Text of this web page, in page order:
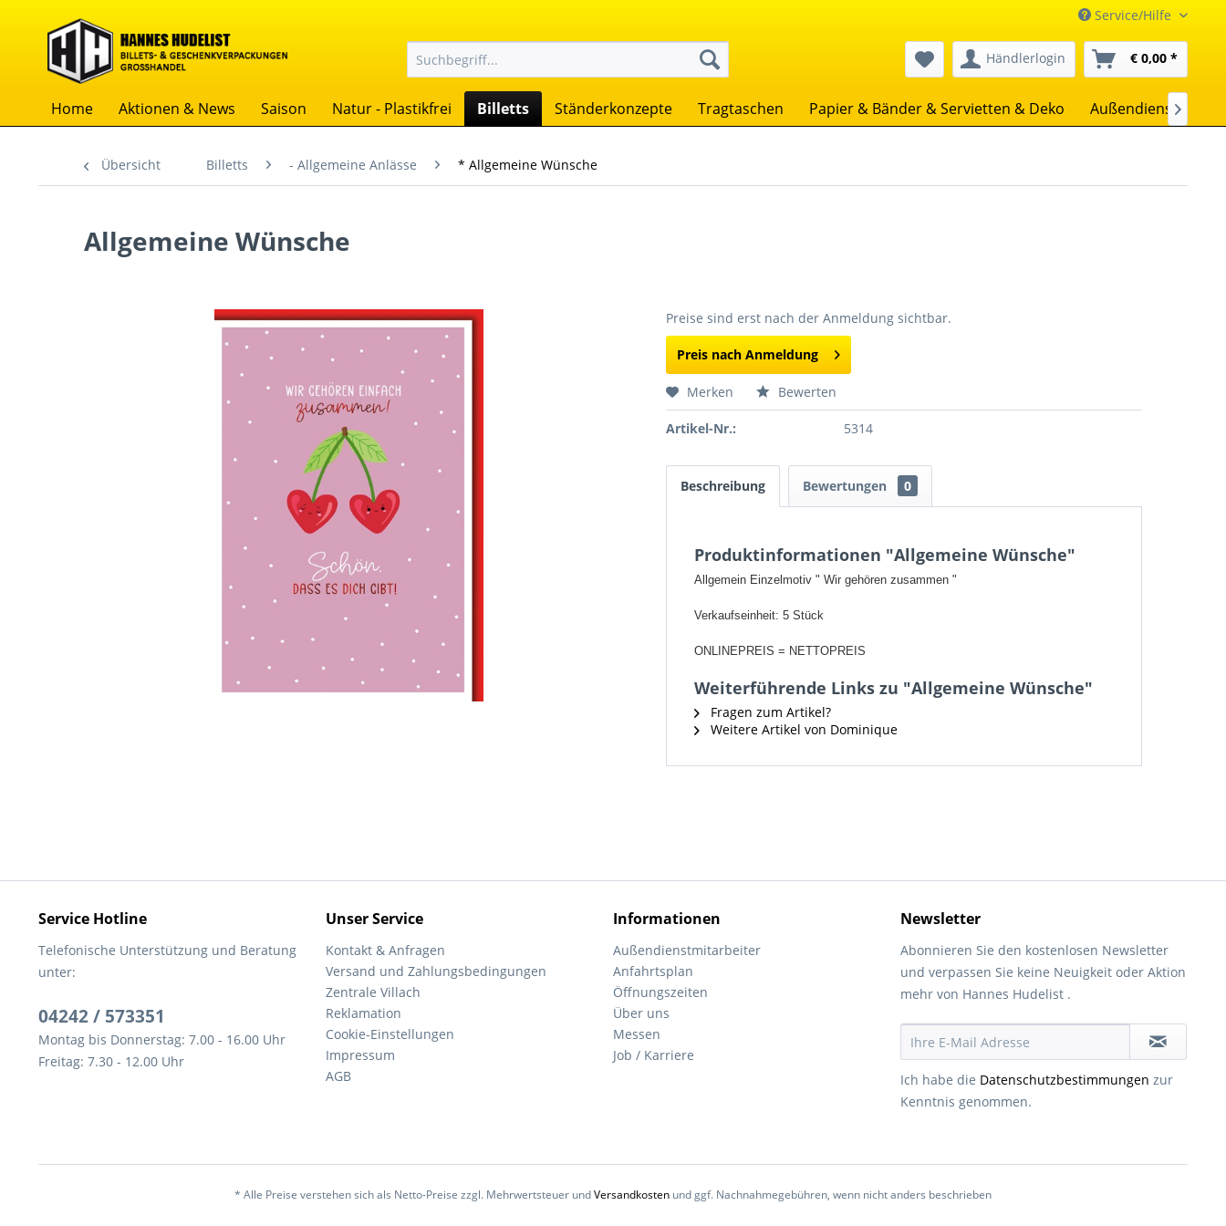
Service/Hilfe
Händlerlogin € 0,00 *
Home Aktionen & News Saison Natur - Plastikfrei Billetts Ständerkonzepte Tragtaschen Papier & Bänder & Servietten & Deko Außendienst
Übersicht Billetts - Allgemeine Anlässe * Allgemeine Wünsche
Allgemeine Wünsche
Preise sind erst nach der Anmeldung sichtbar.
Preis nach Anmeldung
Merken Bewerten
Artikel-Nr.: 5314
Beschreibung Bewertungen 0
Produktinformationen "Allgemeine Wünsche"
Allgemein Einzelmotiv " Wir gehören zusammen "
Verkaufseinheit: 5 Stück
ONLINEPREIS = NETTOPREIS
Weiterführende Links zu "Allgemeine Wünsche"
Fragen zum Artikel?
Weitere Artikel von Dominique
Service Hotline
Telefonische Unterstützung und Beratung
unter:
04242 / 573351
Montag bis Donnerstag: 7.00 - 16.00 Uhr
Freitag: 7.30 - 12.00 Uhr
Unser Service
Kontakt & Anfragen
Versand und Zahlungsbedingungen
Zentrale Villach
Reklamation
Cookie-Einstellungen
Impressum
AGB
Informationen
Außendienstmitarbeiter
Anfahrtsplan
Öffnungszeiten
Über uns
Messen
Job / Karriere
Newsletter
Abonnieren Sie den kostenlosen Newsletter
und verpassen Sie keine Neuigkeit oder Aktion
mehr von Hannes Hudelist .
Ich habe die Datenschutzbestimmungen zur
Kenntnis genommen.
* Alle Preise verstehen sich als Netto-Preise zzgl. Mehrwertsteuer undVersandkosten und ggf. Nachnahmegebühren, wenn nicht anders beschrieben